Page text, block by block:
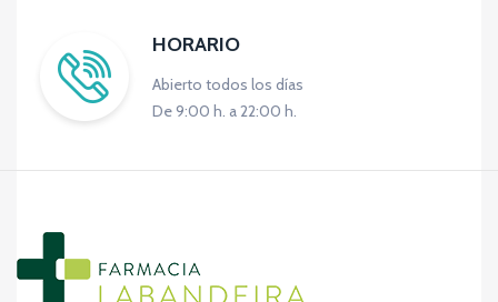
HORARIO
Abierto todos los días
De 9:00 h. a 22:00 h.